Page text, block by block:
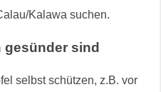
Kalawa suchen.
gesünder sind
selbst schützen, z.B. vor